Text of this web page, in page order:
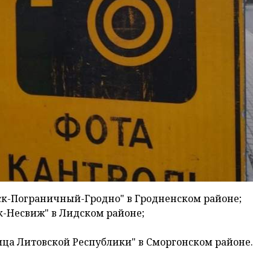
Пограничный-Гродно" в Гродненском районе;
Несвиж" в Лидском районе;
Литовской Республики" в Сморгонском районе.